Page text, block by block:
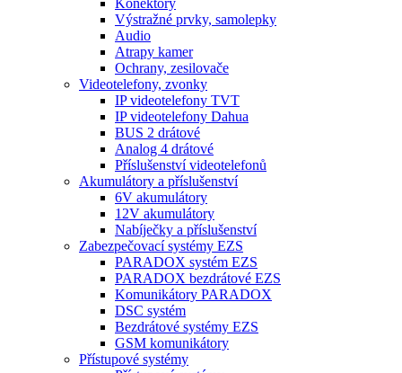
Konektory
Výstražné prvky, samolepky
Audio
Atrapy kamer
Ochrany, zesilovače
Videotelefony, zvonky
IP videotelefony TVT
IP videotelefony Dahua
BUS 2 drátové
Analog 4 drátové
Příslušenství videotelefonů
Akumulátory a příslušenství
6V akumulátory
12V akumulátory
Nabíječky a příslušenství
Zabezpečovací systémy EZS
PARADOX systém EZS
PARADOX bezdrátové EZS
Komunikátory PARADOX
DSC systém
Bezdrátové systémy EZS
GSM komunikátory
Přístupové systémy